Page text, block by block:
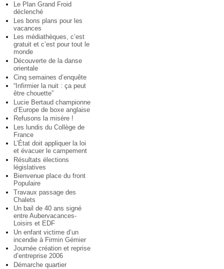
Le Plan Grand Froid
déclenché
Les bons plans pour les
vacances
Les médiathèques, c’est
gratuit et c’est pour tout le
monde
Découverte de la danse
orientale
Cinq semaines d’enquête
“Infirmier la nuit : ça peut
être chouette”
Lucie Bertaud championne
d’Europe de boxe anglaise
Refusons la misère !
Les lundis du Collège de
France
L’État doit appliquer la loi
et évacuer le campement
Résultats élections
législatives
Bienvenue place du front
Populaire
Travaux passage des
Chalets
Un bail de 40 ans signé
entre Aubervacances-
Loisirs et EDF
Un enfant victime d’un
incendie à Firmin Gémier
Journée création et reprise
d’entreprise 2006
Démarche quartier